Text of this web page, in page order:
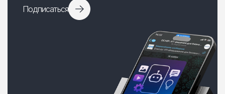
Подписаться